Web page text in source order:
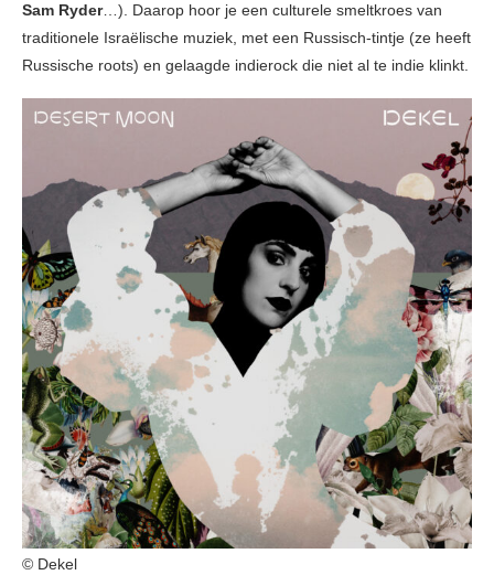
Sam Ryder…). Daarop hoor je een culturele smeltkroes van
traditionele Israëlische muziek, met een Russisch-tintje (ze heeft
Russische roots) en gelaagde indierock die niet al te indie klinkt.
© Dekel